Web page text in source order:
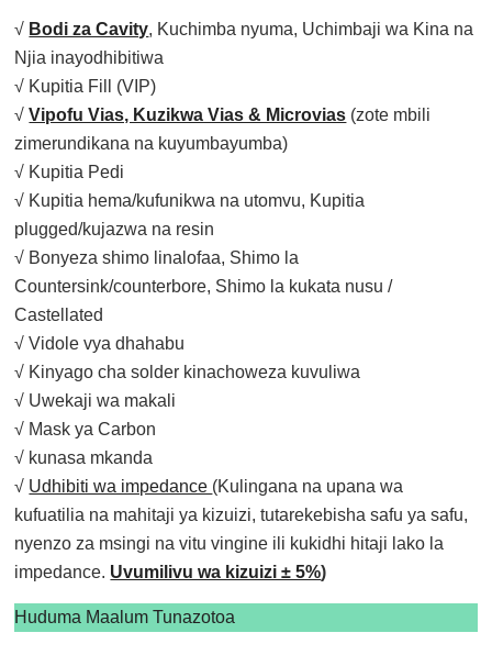
√ Bodi za Cavity, Kuchimba nyuma, Uchimbaji wa Kina na
Njia inayodhibitiwa
√ Kupitia Fill (VIP)
√Vipofu Vias, Kuzikwa Vias & Microvias (zote mbili
zimerundikana na kuyumbayumba)
√ Kupitia Pedi
√ Kupitia hema/kufunikwa na utomvu, Kupitia
plugged/kujazwa na resin
√ Bonyeza shimo linalofaa, Shimo la
Countersink/counterbore, Shimo la kukata nusu /
Castellated
√ Vidole vya dhahabu
√ Kinyago cha solder kinachoweza kuvuliwa
√ Uwekaji wa makali
√ Mask ya Carbon
√ kunasa mkanda
√ Udhibiti wa impedance (Kulingana na upana wa
kufuatilia na mahitaji ya kizuizi, tutarekebisha safu ya safu,
nyenzo za msingi na vitu vingine ili kukidhi hitaji lako la
impedance. Uvumilivu wa kizuizi ± 5%)
Huduma Maalum Tunazotoa